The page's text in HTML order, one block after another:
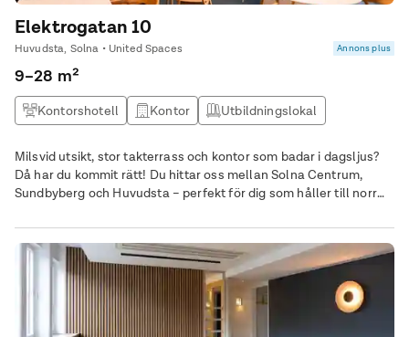
Elektrogatan 10
Huvudsta, Solna • United Spaces Annons plus
9–28 m²
Kontorshotell Kontor
Utbildningslokal
Milsvid utsikt, stor takterrass och kontor som badar i dagsljus?
Då har du kommit rätt! Du hittar oss mellan Solna Centrum,
Sundbyberg och Huvudsta – perfekt för dig som håller till norr
Solna Business Park frodas både bolag och kreativa idéer.